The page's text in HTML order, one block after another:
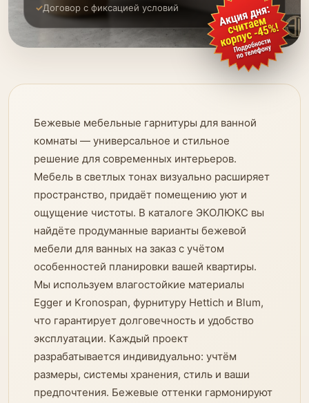
Договор с фиксацией условий
Бежевые мебельные гарнитуры для ванной
комнаты — универсальное и стильное
решение для современных интерьеров.
Мебель в светлых тонах визуально расширяет
пространство, придаёт помещению уют и
ощущение чистоты. В каталоге ЭКОЛЮКС вы
найдёте продуманные варианты бежевой
мебели для ванных на заказ с учётом
особенностей планировки вашей квартиры.
Мы используем влагостойкие материалы
Egger и Kronospan, фурнитуру Hettich и Blum,
что гарантирует долговечность и удобство
эксплуатации. Каждый проект
разрабатывается индивидуально: учтём
размеры, системы хранения, стиль и ваши
предпочтения. Бежевые оттенки гармонируют